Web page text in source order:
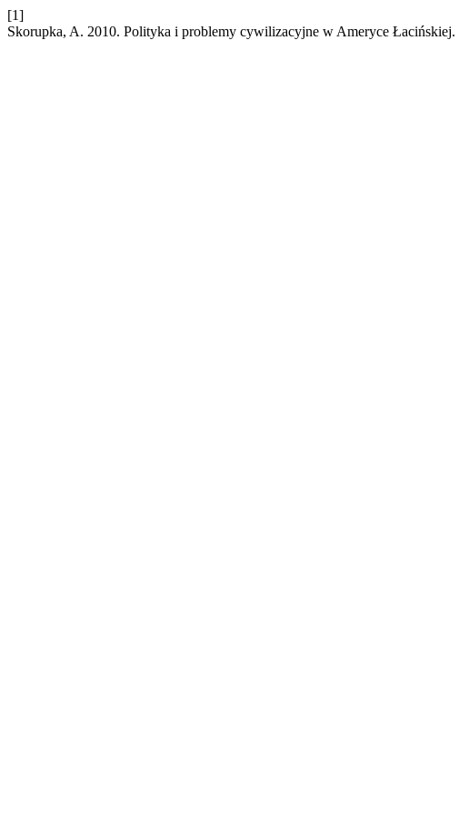
[1]
Skorupka, A. 2010. Polityka i problemy cywilizacyjne w Ameryce Łacińskiej.